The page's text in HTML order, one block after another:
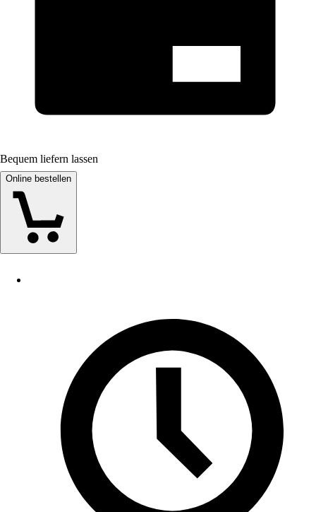
Bequem liefern lassen
Online bestellen